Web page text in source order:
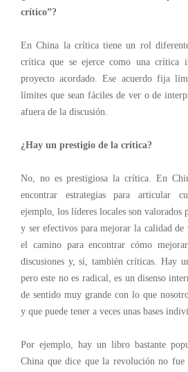
crítico”?
En China la crítica tiene un rol
crítica que se ejerce como una crítica
proyecto acordado. Ese acuerdo fija
límites que sean fáciles de ver o de
afuera de la discusión.
¿Hay un prestigio de la crítica?
No, no es prestigiosa la crítica. En
encontrar estrategias para articular
ejemplo, los líderes locales son valorados
y ser efectivos para mejorar la calidad
el camino para encontrar cómo
discusiones y, sí, tambiéncríticas. Hay
pero este no es radical,es un disenso
de sentido muy grande con lo que
y que puede tener a veces unas bases
Por ejemplo, hay un libro bastante
China que dice que la revolución no fue